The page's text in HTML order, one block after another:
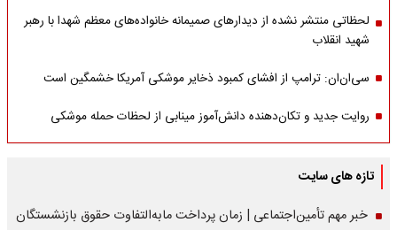
لحظاتی منتشر نشده از دیدارهای صمیمانه خانواده‌های معظم شهدا با رهبر
شهید انقلاب
سی‌ان‌ان: ترامپ از افشای کمبود ذخایر موشکی آمریکا خشمگین است
روایت جدید و تکان‌دهنده دانش‌آموز مینابی از لحظات حمله موشکی
تازه های سایت
خبر مهم تأمین‌اجتماعی | زمان پرداخت مابه‌التفاوت حقوق بازنشستگان